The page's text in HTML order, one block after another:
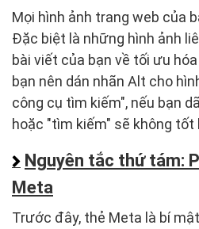
Mọi hình ảnh trang web của
Đặc biệt là những hình ảnh
bài viết của bạn về tối ưu
bạn nên dán nhãn Alt cho
công cụ tìm kiếm", nếu bạn
hoặc "tìm kiếm" sẽ không tốt
Nguyên tắc thứ tám:
Meta
Trước đây, thẻ Meta là bí